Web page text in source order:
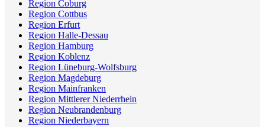
Region Coburg
Region Cottbus
Region Erfurt
Region Halle-Dessau
Region Hamburg
Region Koblenz
Region Lüneburg-Wolfsburg
Region Magdeburg
Region Mainfranken
Region Mittlerer Niederrhein
Region Neubrandenburg
Region Niederbayern